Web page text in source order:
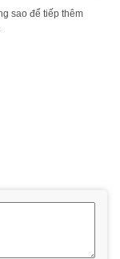
sao để tiếp thêm